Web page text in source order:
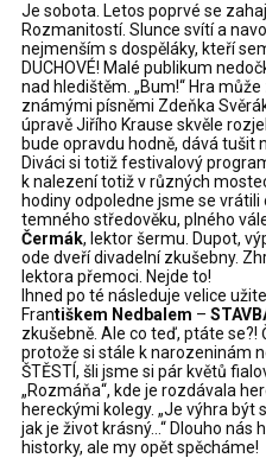
Je sobota. Letos poprvé se
Rozmanitostí. Slunce svítí a
nejmenším s dospěláky, kteří
DUCHOVÉ! Malé publikum
nad hledištěm. „Bum!“ Hra
známými písněmi Zdeňka
úpravě Jiřího Krause skvěle
bude opravdu hodně, dává tušit
Diváci si totiž festivalový
k nalezení totiž v různých
hodiny odpoledne jsme se vrátili
temného středověku, plného
Čermák, lektor šermu. Dupot,
ode dveří divadelní zkušebny.
lektora přemoci. Nejde to!
Ihned po té následuje velice
Františkem Nedbalem –
zkušebně. Ale co teď, ptáte se?!
protože si stále k narozeninám
ŠTĚSTÍ, šli jsme si pár květů
„Rozmáňa“, kde je rozdávala
hereckými kolegy. „Je výhra být
jak je život krásný…“ Dlouho nás
historky, ale my opět spěcháme!